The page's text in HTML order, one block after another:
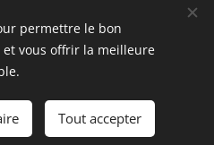
FLORAC TROIS RIVIÈRES
ou +33 6 73 06 57 43
permettre le bon
vous offrir la meilleure
Tout accepter